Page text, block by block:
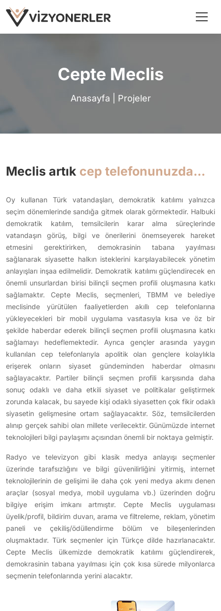
Cepte Meclis
Anasayfa Projeler
Meclis artık cep telefonunuzda...
Oy kullanan Türk vatandaşları, demokratik katılımı yalnızca
seçim dönemlerinde sandığa gitmek olarak görmektedir. Halbuki
demokratik katılım, temsilcilerin karar alma süreçlerinde
vatandaşın görüş, bilgi ve önerilerini önemseyerek hareket
etmesini gerektirirken, demokrasinin tabana yayılması
sağlanarak siyasette halkın isteklerini karşılayabilecek yönetim
anlayışları inşaa edilmelidir. Demokratik katılımı güçlendirecek en
önemli unsurlardan birisi bilinçli seçmen profili oluşmasına katkı
sağlamaktır. Cepte Meclis, seçmenleri, TBMM ve belediye
meclisinde yürütülen faaliyetlerden akıllı cep telefonlarına
yükleyecekleri bir mobil uygulama vasıtasıyla kısa ve öz bir
şekilde haberdar ederek bilinçli seçmen profili oluşmasına katkı
sağlamayı hedeflemektedir. Ayrıca gençler arasında yaygın
kullanılan cep telefonlarıyla apolitik olan gençlere kolaylıkla
erişerek onların siyaset gündeminden haberdar olmasını
sağlayacaktır. Partiler bilinçli seçmen profili karşısında daha
sonuç odaklı ve daha etkili siyaset ve politikalar geliştirmek
zorunda kalacak, bu sayede kişi odaklı siyasetten çok fikir odaklı
siyasetin gelişmesine ortam sağlayacaktır. Söz, temsilcilerden
alınıp gerçek sahibi olan millete verilecektir. Günümüzde internet
teknolojileri bilgi paylaşımı açısından önemli bir noktaya gelmiştir.
Radyo ve televizyon gibi klasik medya anlayışı seçmenler
üzerinde tarafsızlığını ve bilgi güvenilirliğini yitirmiş, internet
teknolojilerinin de gelişimi ile daha çok yeni medya akımı denen
araçlar (sosyal medya, mobil uygulama vb.) üzerinden doğru
bilgiye erişim imkanı artmıştır. Cepte Meclis uygulaması
üyelik/profil, bildirim duvarı, arama ve filtreleme, reklam, yönetim
paneli ve çekiliş/ödüllendirme bölüm ve bileşenlerinden
oluşmaktadır. Türk seçmenler için Türkçe dilde hazırlanacaktır.
Cepte Meclis ülkemizde demokratik katılımı güçlendirerek,
demokrasinin tabana yayılması için çok kısa sürede milyonlarca
seçmenin telefonlarında yerini alacaktır.